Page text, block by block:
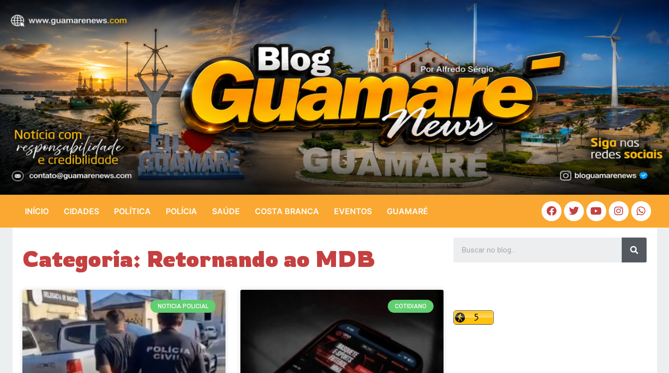
INÍCIO CIDADES POLÍTICA POLÍCIA SAÚDE COSTA BRANCA EVENTOS GUAMARÉ
Categoria: Retornando ao MDB
NOTICIA POLICIAL COTIDIANO